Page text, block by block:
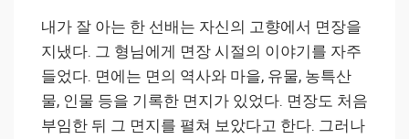
내가 잘 아는 한 선배는 자신의 고향에서 면장을
지냈다. 그 형님에게 면장 시절의 이야기를 자주
들었다. 면에는 면의 역사와 마을, 유물, 농특산
물, 인물 등을 기록한 면지가 있었다. 면장도 처음
부임한 뒤 그 면지를 펼쳐 보았다고 한다. 그러나